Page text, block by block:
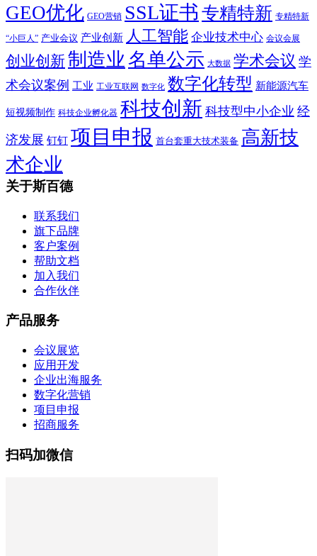
GEO优化 GEO营销 SSL证书 专精特新 专精特新
“小巨人” 产业会议 产业创新 人工智能 企业技术中心 会议会展
创业创新制造业 名单公示 大数据 学术会议 学
术会议案例 工业 工业互联网 数字化 数字化转型 新能源汽车
短视频制作 科技企业孵化器 科技创新 科技型中小企业 经
济发展 钉钉 项目申报 首台套重大技术装备 高新技
术企业
关于斯百德
联系我们
旗下品牌
客户案例
帮助文档
加入我们
合作伙伴
产品服务
会议展览
应用开发
企业出海服务
数字化营销
项目申报
招商服务
扫码加微信